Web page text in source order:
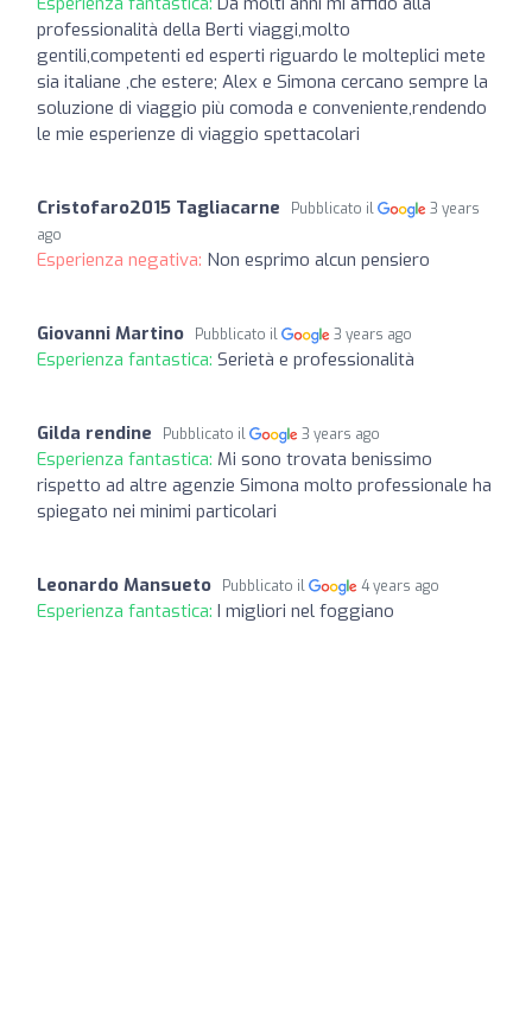
professionalità della Berti viaggi,molto
gentili,competenti ed esperti riguardo le molteplici mete
sia italiane ,che estere; Alex e Simona cercano sempre la
soluzione di viaggio più comoda e conveniente,rendendo
le mie esperienze di viaggio spettacolari
Cristofaro2015 Tagliacarne Pubblicato il
3 years
ago
Esperienza negativa: Non esprimo alcun pensiero
Giovanni Martino Pubblicato il 3 years ago
Esperienza fantastica: Serietà e professionalità
Gilda rendine Pubblicato il 3 years ago
Esperienza fantastica: Mi sono trovata benissimo
rispetto ad altre agenzie Simona molto professionale ha
spiegato nei minimi particolari
Leonardo Mansueto Pubblicato il 4 years ago
Esperienza fantastica: I migliori nel foggiano